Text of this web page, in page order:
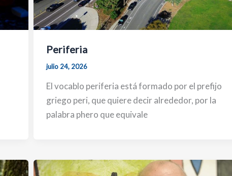
Periferia
julio 24, 2026
El vocablo periferia está formado por el prefijo
griego peri, que quiere decir alrededor, por la
palabra phero que equivale